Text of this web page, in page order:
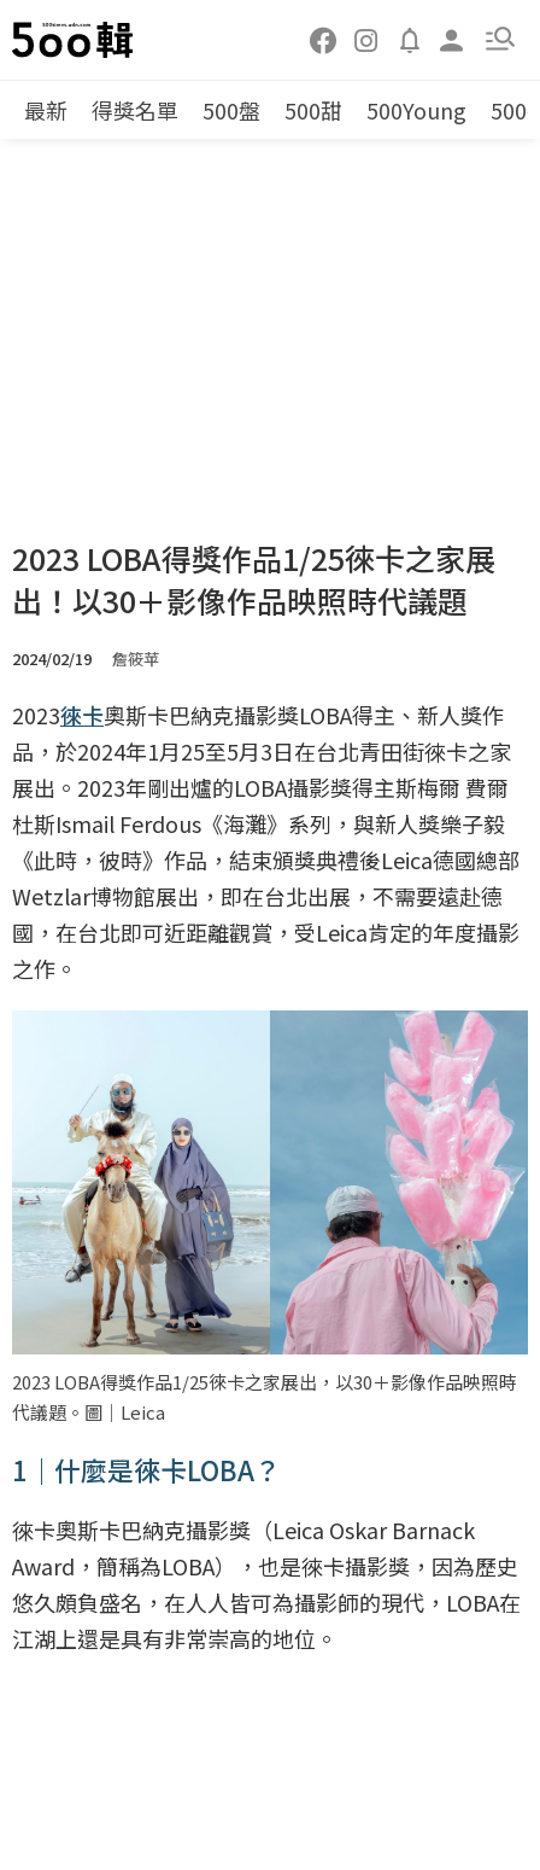
最新 得獎名單 500盤 500甜 500Young 500
2023 LOBA得獎作品1/25徠卡之家展
出！以30＋影像作品映照時代議題
2024/02/19 詹筱苹
2023徠卡奧斯卡巴納克攝影獎LOBA得主、新人獎作
品，於2024年1月25至5月3日在台北青田街徠卡之家
展出。2023年剛出爐的LOBA攝影獎得主斯梅爾 費爾
杜斯Ismail Ferdous《海灘》系列，與新人獎樂子毅
《此時，彼時》作品，結束頒獎典禮後Leica德國總部
Wetzlar博物館展出，即在台北出展，不需要遠赴德
國，在台北即可近距離觀賞，受Leica肯定的年度攝影
之作。
2023 LOBA得獎作品1/25徠卡之家展出，以30＋影像作品映照時
代議題。圖｜Leica
1｜什麼是徠卡LOBA？
徠卡奧斯卡巴納克攝影獎（Leica Oskar Barnack
Award，簡稱為LOBA），也是徠卡攝影獎，因為歷史
悠久頗負盛名，在人人皆可為攝影師的現代，LOBA在
江湖上還是具有非常崇高的地位。